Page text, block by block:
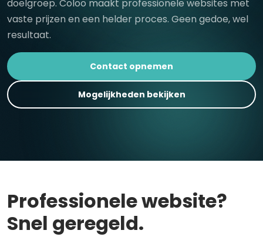
doelgroep. Coloo maakt professionele websites met
vaste prijzen en een helder proces. Geen gedoe, wel
resultaat.
Contact opnemen
Mogelijkheden bekijken
Professionele website?
Snel geregeld.